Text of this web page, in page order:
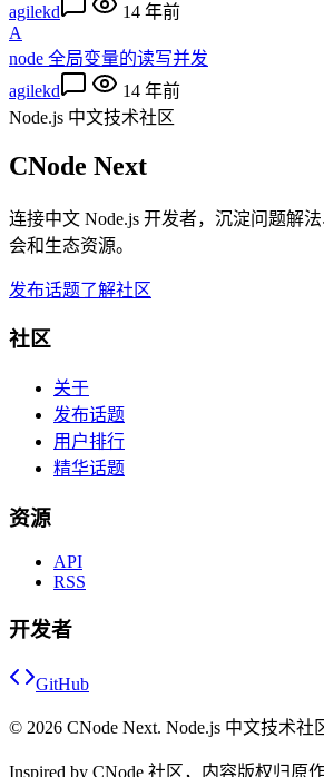
agilekd
14 年前
A
node 全局变量的读写并发
agilekd
14 年前
Node.js 中文技术社区
CNode Next
连接中文 Node.js 开发者，沉淀问题解
会和生态资源。
发布话题了解社区
社区
关于
发布话题
用户排行
精华话题
资源
API
RSS
开发者
GitHub
© 2026 CNode Next. Node.js 中文技术社
Inspired by CNode 社区，内容版权归原